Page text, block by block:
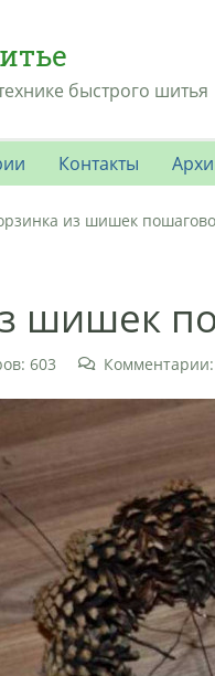
быстрого шитья
Контакты
из шишек
шишек
603